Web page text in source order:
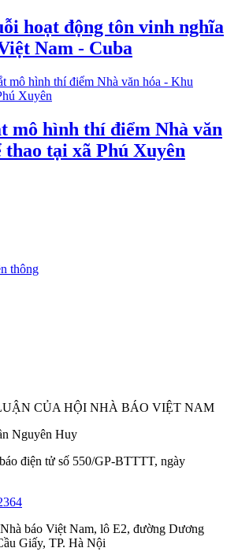
hoạt động tôn vinh nghĩa
Nam - Cuba
mô hình thí điểm Nhà văn
tại xã Phú Xuyên
thông
CỦA HỘI NHÀ BÁO VIỆT NAM
Nguyên Huy
điện tử số 550/GP-BTTTT, ngày
báo Việt Nam, lô E2, đường Dương
Giấy, TP. Hà Nội